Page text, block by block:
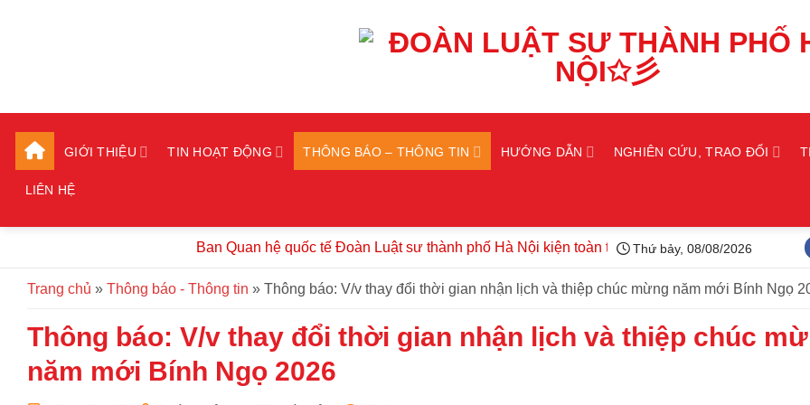
GIỚI THIỆU TIN HOẠT ĐỘNG THÔNG BÁO – THÔNG TIN HƯỚNG DẪN NGHIÊN CỨU, TRAO ĐỔI
LIÊN HỆ
Ban Quan hệ quốc tế Đoàn Luật sư thành phố Hà Nội kiện toàn tổ chức, triển khai công tác năm 2026
Thứ bảy, 08/08/2026
Trang chủ » Thông báo - Thông tin » Thông báo: V/v thay đổi thời gian nhận lịch và thiệp chúc mừng năm mới Bính Ngọ
Thông báo: V/v thay đổi thời gian nhận lịch và thiệp chúc
năm mới Bính Ngọ 2026